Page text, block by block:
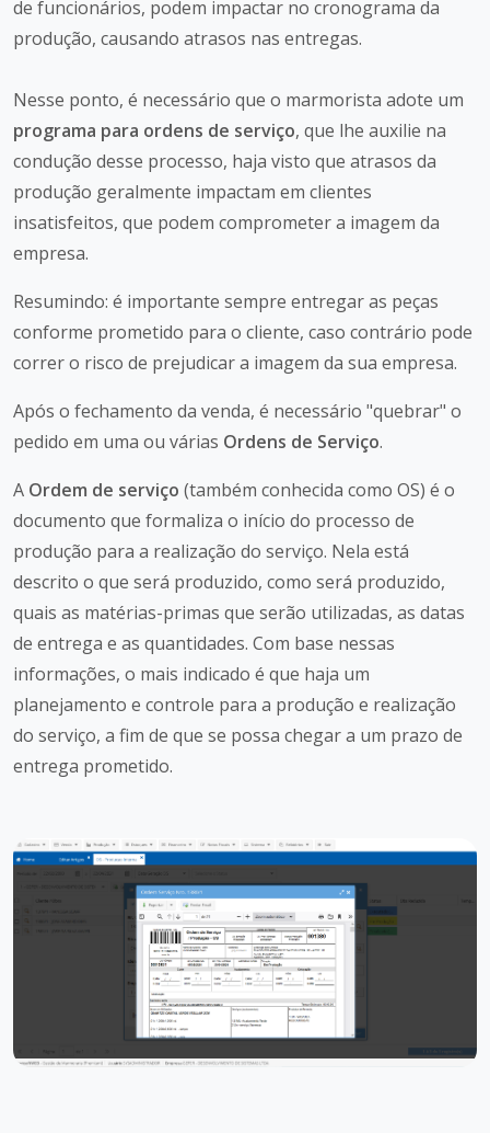
de funcionários, podem impactar no cronograma da
produção, causando atrasos nas entregas.
Nesse ponto, é necessário que o marmorista adote um
programa para ordens de serviço, que lhe auxilie na
condução desse processo, haja visto que atrasos da
produção geralmente impactam em clientes
insatisfeitos, que podem comprometer a imagem da
empresa.
Resumindo: é importante sempre entregar as peças
conforme prometido para o cliente, caso contrário pode
correr o risco de prejudicar a imagem da sua empresa.
Após o fechamento da venda, é necessário "quebrar" o
pedido em uma ou várias Ordens de Serviço.
A Ordem de serviço (também conhecida como OS) é o
documento que formaliza o início do processo de
produção para a realização do serviço. Nela está
descrito o que será produzido, como será produzido,
quais as matérias-primas que serão utilizadas, as datas
de entrega e as quantidades. Com base nessas
informações, o mais indicado é que haja um
planejamento e controle para a produção e realização
do serviço, a fim de que se possa chegar a um prazo de
entrega prometido.